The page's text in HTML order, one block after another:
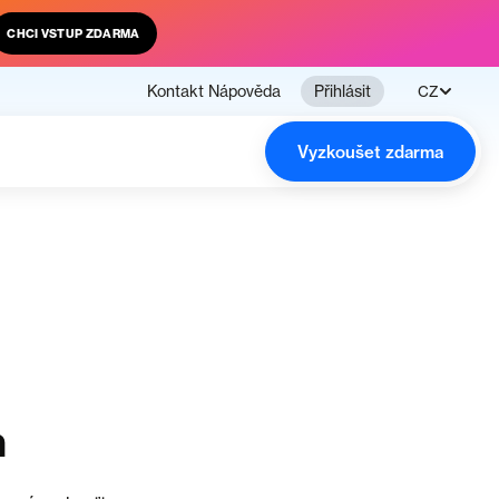
CHCI VSTUP ZDARMA
Kontakt Nápověda Přihlásit CZ
Vyzkoušet zdarma